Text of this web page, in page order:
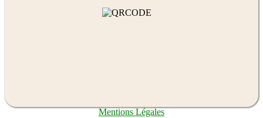
Mentions Légales